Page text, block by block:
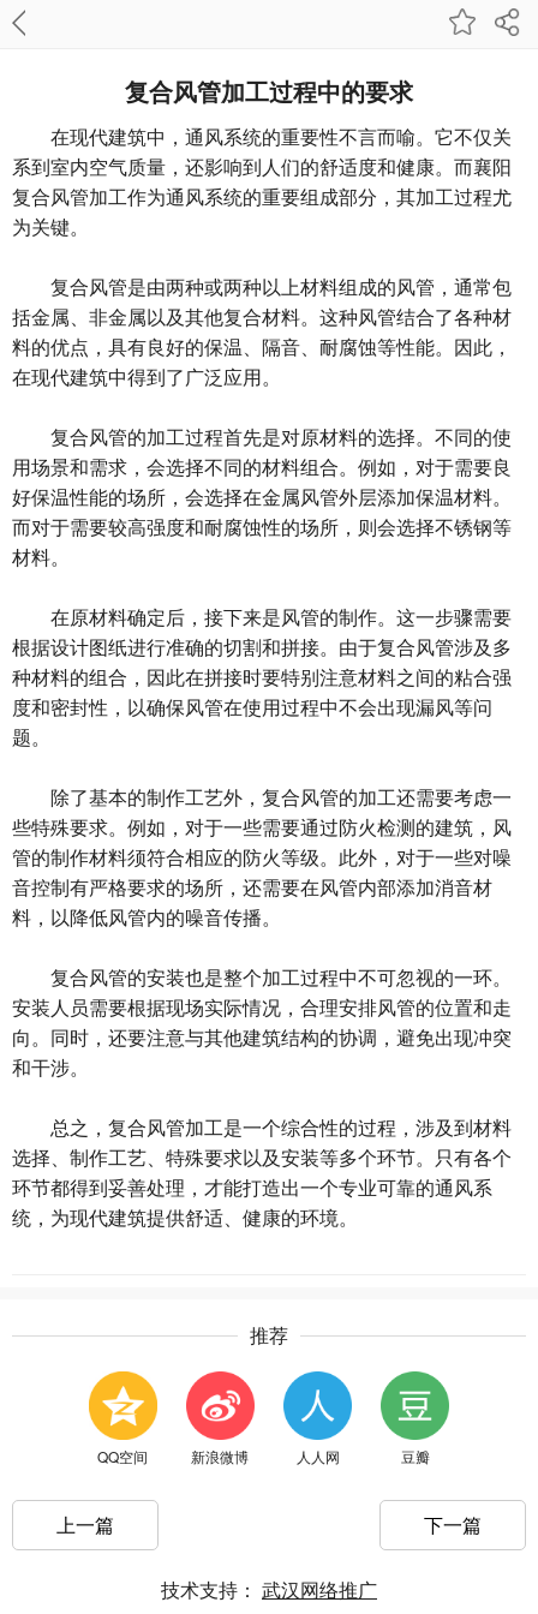
复合风管加工过程中的要求
在现代建筑中，通风系统的重要性不言而喻。它不仅关
系到室内空气质量，还影响到人们的舒适度和健康。而襄阳
复合风管加工作为通风系统的重要组成部分，其加工过程尤
为关键。
复合风管是由两种或两种以上材料组成的风管，通常包
括金属、非金属以及其他复合材料。这种风管结合了各种材
料的优点，具有良好的保温、隔音、耐腐蚀等性能。因此，
在现代建筑中得到了广泛应用。
复合风管的加工过程首先是对原材料的选择。不同的使
用场景和需求，会选择不同的材料组合。例如，对于需要良
好保温性能的场所，会选择在金属风管外层添加保温材料。
而对于需要较高强度和耐腐蚀性的场所，则会选择不锈钢等
材料。
在原材料确定后，接下来是风管的制作。这一步骤需要
根据设计图纸进行准确的切割和拼接。由于复合风管涉及多
种材料的组合，因此在拼接时要特别注意材料之间的粘合强
度和密封性，以确保风管在使用过程中不会出现漏风等问
题。
除了基本的制作工艺外，复合风管的加工还需要考虑一
些特殊要求。例如，对于一些需要通过防火检测的建筑，风
管的制作材料须符合相应的防火等级。此外，对于一些对噪
音控制有严格要求的场所，还需要在风管内部添加消音材
料，以降低风管内的噪音传播。
复合风管的安装也是整个加工过程中不可忽视的一环。
安装人员需要根据现场实际情况，合理安排风管的位置和走
向。同时，还要注意与其他建筑结构的协调，避免出现冲突
和干涉。
总之，复合风管加工是一个综合性的过程，涉及到材料
选择、制作工艺、特殊要求以及安装等多个环节。只有各个
环节都得到妥善处理，才能打造出一个专业可靠的通风系
统，为现代建筑提供舒适、健康的环境。
推荐
QQ空间 新浪微博 人人网 豆瓣
上一篇 下一篇
技术支持： 武汉网络推广